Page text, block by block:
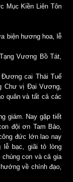
Mục Kiền Liên Tôn
biện hương hoa, lễ
Vương Bồ Tát,
cai Thái Tuế
Chư vị Đại Vương,
quân và tất cả các
giám. Nay gặp tiết
đội ơn Tam Bảo,
đức lớn lao nay
lễ bạc, giãi tỏ lòng
con và cả gia
về chính đạo,